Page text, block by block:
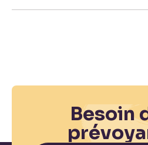
Besoin